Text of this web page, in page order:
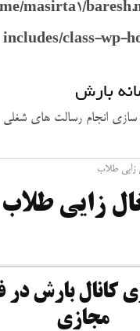
masirta1/
includes/class-wp-
بارش
سازی انجام رسالت های شغلی
زایی طلاب
زایی طلاب
کانال بارش
مجازی